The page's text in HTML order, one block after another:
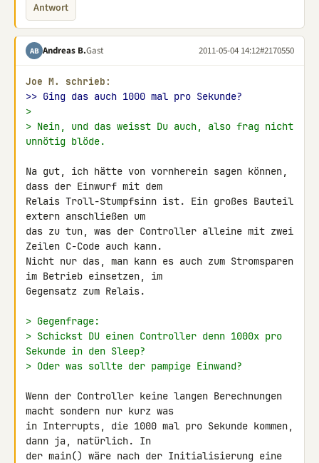
Antwort
AB Andreas B.Gast 2011-05-04 14:12#2170550
Joe M. schrieb:
>> Ging das auch 1000 mal pro Sekunde?
>
> Nein, und das weisst Du auch, also frag nicht
unnötig blöde.
Na gut, ich hätte von vornherein sagen können,
dass der Einwurf mit dem
Relais Troll-Stumpfsinn ist. Ein großes Bauteil
extern anschließen um
das zu tun, was der Controller alleine mit zwei
Zeilen C-Code auch kann.
Nicht nur das, man kann es auch zum Stromsparen
im Betrieb einsetzen, im
Gegensatz zum Relais.
> Gegenfrage:
> Schickst DU einen Controller denn 1000x pro
Sekunde in den Sleep?
> Oder was sollte der pampige Einwand?
Wenn der Controller keine langen Berechnungen
macht sondern nur kurz was
in Interrupts, die 1000 mal pro Sekunde kommen,
dann ja, natürlich. In
der main() wäre nach der Initialisierung eine